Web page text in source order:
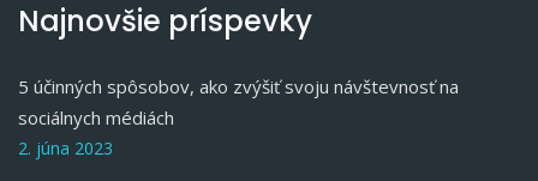
Najnovšie príspevky
5 účinných spôsobov, ako zvýšiť svoju návštevnosť na
sociálnych médiách
2. júna 2023